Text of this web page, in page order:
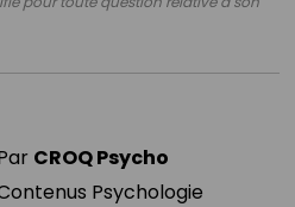
CROQ Psycho
Psychologie